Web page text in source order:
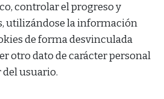
controlar el progreso y
utilizándose la información
de forma desvinculada
otro dato de carácter personal
usuario.